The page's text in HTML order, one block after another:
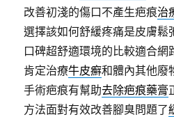
改善初淺的傷口不產生疤痕治
選擇該如何舒緩疼痛是皮膚鬆
口碑超舒適環境的比較適合網
肯定治療牛皮癬和體內其他廢
手術疤痕有幫助去除疤痕藥膏
方法面對有效改善腳臭問題了